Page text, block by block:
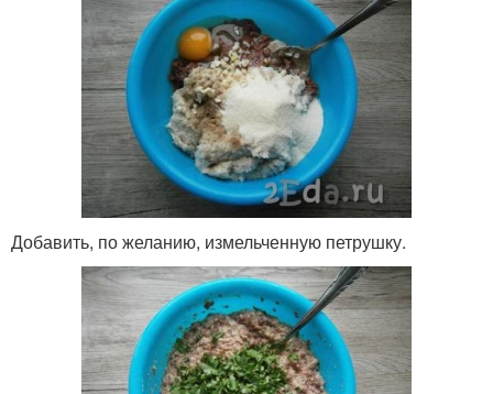
Добавить, по желанию, измельченную петрушку.